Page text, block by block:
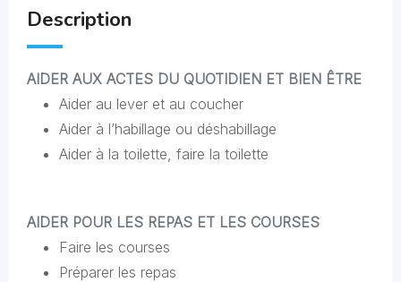
Description
AIDER AUX ACTES DU QUOTIDIEN ET BIEN ÊTRE
Aider au lever et au coucher
Aider à l’habillage ou déshabillage
Aider à la toilette, faire la toilette
AIDER POUR LES REPAS ET LES COURSES
Faire les courses
Préparer les repas